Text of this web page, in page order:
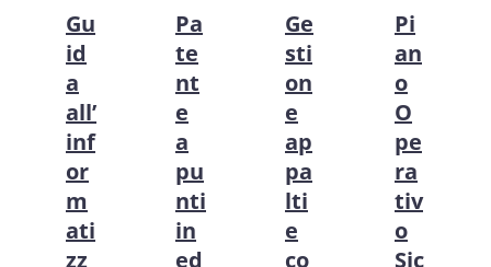
Gu
id
a
all’
inf
or
m
ati
zz
Pa
te
nt
e
a
pu
nti
in
ed
Ge
sti
on
e
ap
pa
lti
e
co
Pi
an
o
O
pe
ra
tiv
o
Sic